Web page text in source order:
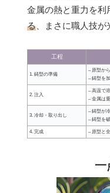
金属の熱と重力を利
る 、まさに職人技
工程
1. 鋳型の準備
– 原型か
– 鋳型を
2. 注入
– 高温で
– 金属は
3. 冷却・取り出し
– 鋳型が
– 鋳型を
4. 完成 – 原型と
一